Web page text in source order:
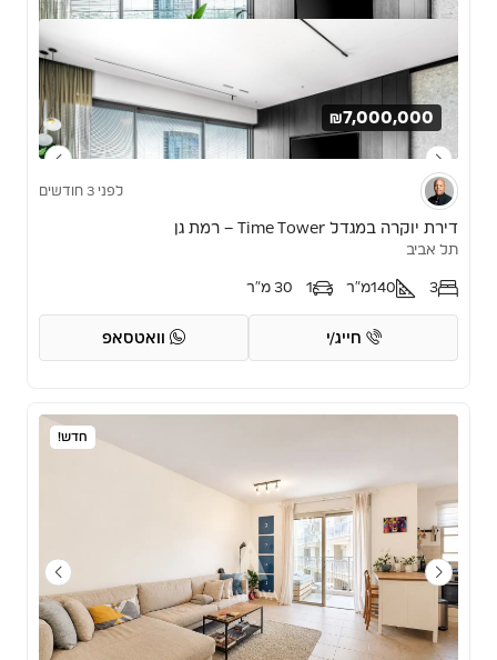
₪7,000,000
לפני 3 חודשים
דירת יוקרה במגדל Time Tower – רמת גן
תל אביב
3
140מ"ר 1 30 מ"ר
חייג/י וואטסאפ
חדש!